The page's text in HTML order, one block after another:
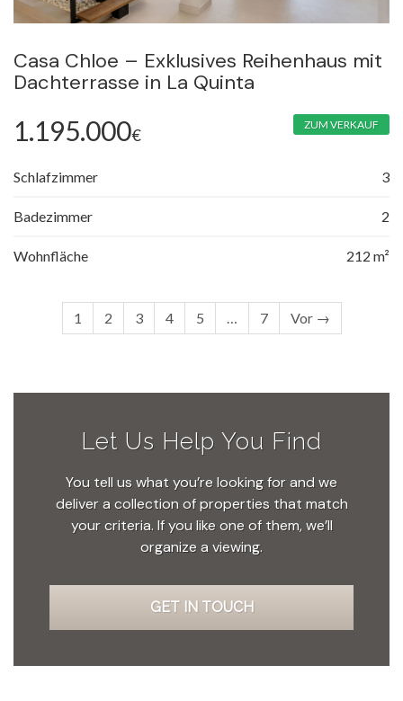
Casa Chloe – Exklusives Reihenhaus mit
Dachterrasse in La Quinta
1.195.000€
ZUM VERKAUF
Schlafzimmer 3
Badezimmer 2
Wohnfläche 212 m²
1 2 3 4 5 … 7 Vor →
Let Us Help You Find
You tell us what you’re looking for and we
deliver a collection of properties that match
your criteria. If you like one of them, we’ll
organize a viewing.
GET IN TOUCH